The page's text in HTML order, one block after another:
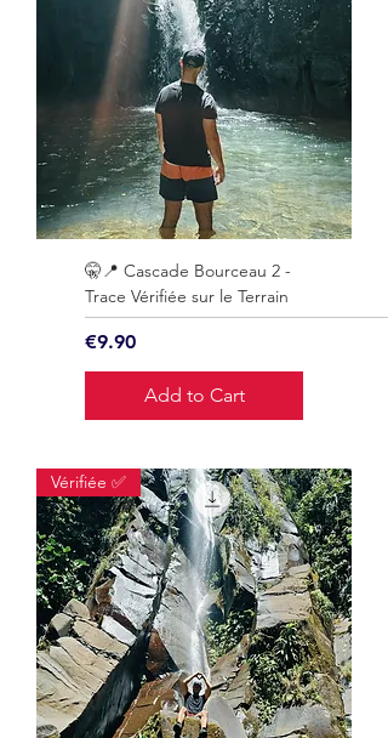
🤫📍 Cascade Bourceau 2 -
Trace Vérifiée sur le Terrain
Price
€9.90
Add to Cart
Vérifiée ✅